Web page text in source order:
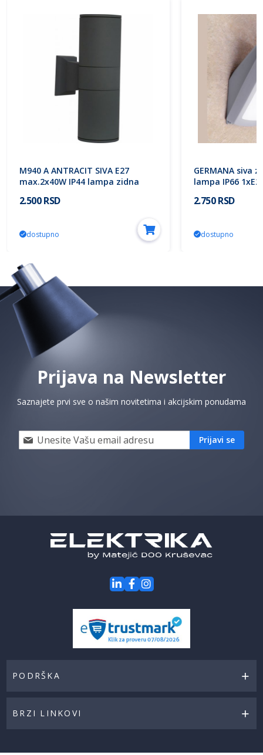
M940 A ANTRACIT SIVA E27
max.2x40W IP44 lampa zidna
2.500 RSD
dostupno
GERMANA siva
lampa IP66
2.750 RSD
dostupno
Prijava na Newsletter
Saznajete prvi sve o našim novitetima i akcijskim ponudama
Prijavi
se
akcije
Prijavi se
PODRŠKA
BRZI LINKOVI